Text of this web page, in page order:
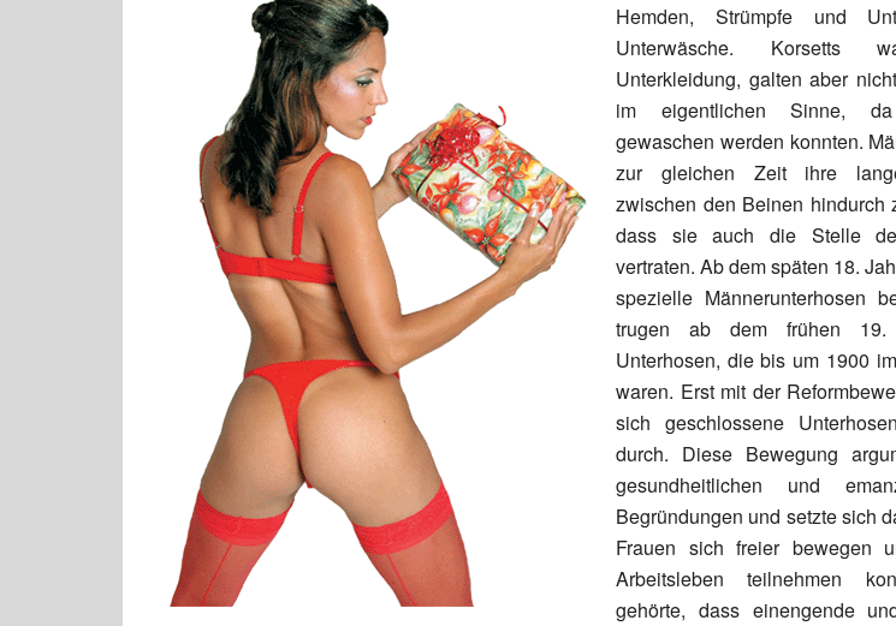
Hemden, Strümpfe und
Unterwäsche. Korsetts
Unterkleidung, galten aber
im eigentlichen Sinne,
gewaschen werden konnten.
zur gleichen Zeit ihre
zwischen den Beinen hindurch
dass sie auch die Stelle
vertraten. Ab dem späten 18.
spezielle Männerunterhosen
trugen ab dem frühen 19.
Unterhosen, die bis um 1900
waren. Erst mit der
sich geschlossene
durch. Diese Bewegung
gesundheitlichen und
Begründungen und setzte sich
Frauen sich freier bewegen
Arbeitsleben teilnehmen
gehörte, dass einengende